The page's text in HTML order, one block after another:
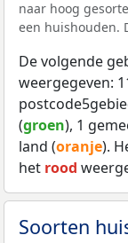
naar hoog
een huishouden.
De volgende
weergegeven:
(groen), 1
land (oranje).
het rood
Soorten